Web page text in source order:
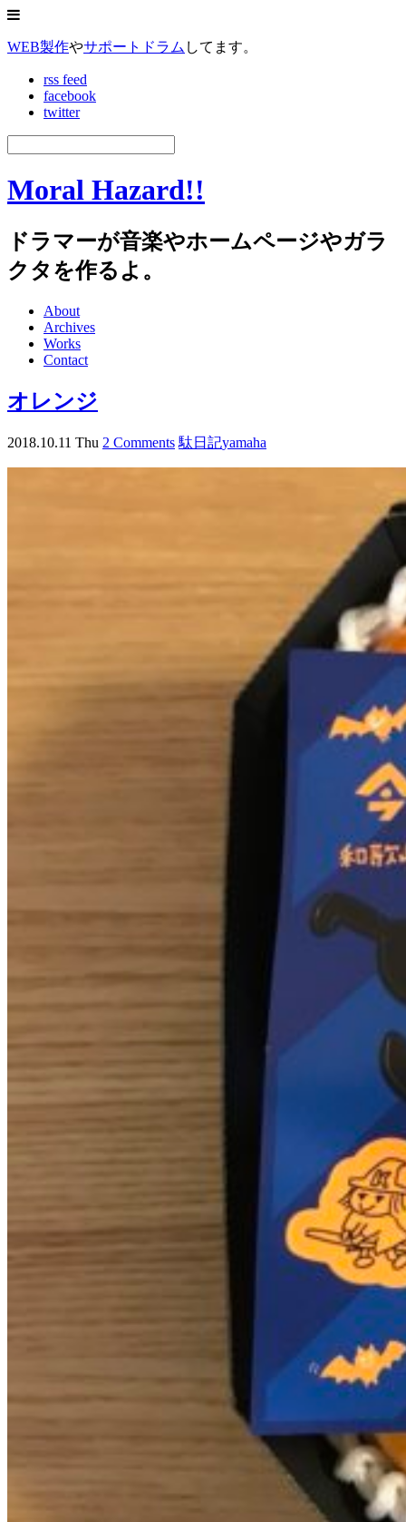
WEB製作やサポートドラム してます。
rss feed
facebook
twitter
Moral Hazard!!
ドラマーが音楽やホームページやガラ
クタを作るよ。
About
Archives
Works
Contact
オレンジ
2018.10.11 Thu 2 Comments 駄日記yamaha